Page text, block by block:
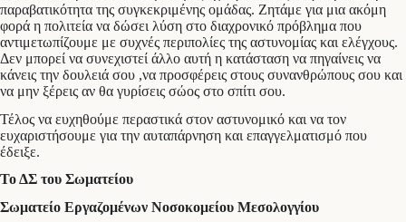
παραβατικότητα της συγκεκριμένης ομάδας. Ζητάμε για μια ακόμη
φορά η πολιτεία να δώσει λύση στο διαχρονικό πρόβλημα που
αντιμετωπίζουμε με συχνές περιπολίες της αστυνομίας και ελέγχους.
Δεν μπορεί να συνεχιστεί άλλο αυτή η κατάσταση να πηγαίνεις να
κάνεις την δουλειά σου ,να προσφέρεις στους συνανθρώπους σου και
να μην ξέρεις αν θα γυρίσεις σώος στο σπίτι σου.
Τέλος να ευχηθούμε περαστικά στον αστυνομικό και να τον
ευχαριστήσουμε για την αυταπάρνηση και επαγγελματισμό που
έδειξε.
Το ΔΣ του Σωματείου
Σωματείο Εργαζομένων Νοσοκομείου Μεσολογγίου